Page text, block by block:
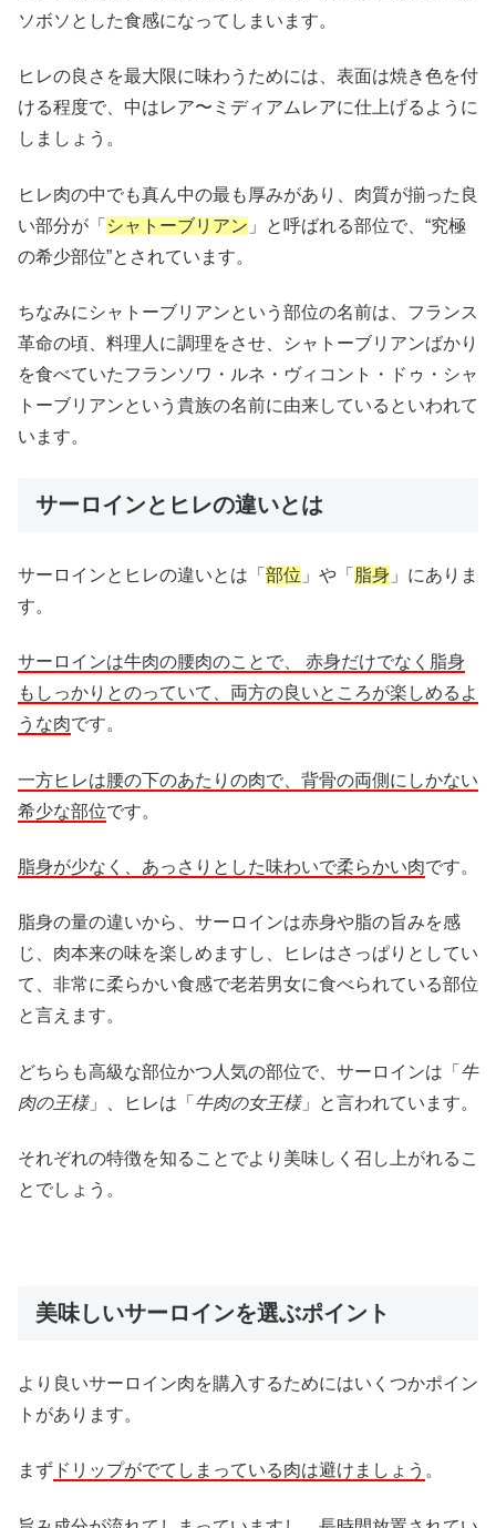
ソボソとした食感になってしまいます。
ヒレの良さを最大限に味わうためには、表面は焼き色を付
ける程度で、中はレア〜ミディアムレアに仕上げるように
しましょう。
ヒレ肉の中でも真ん中の最も厚みがあり、肉質が揃った良
い部分が「 シャトーブリアン 」と呼ばれる部位で、“究極
の希少部位”とされています。
ちなみにシャトーブリアンという部位の名前は、フランス
革命の頃、料理人に調理をさせ、シャトーブリアンばかり
を食べていたフランソワ・ルネ・ヴィコント・ドゥ・シャ
トーブリアンという貴族の名前に由来しているといわれて
います。
サーロインとヒレの違いとは
サーロインとヒレの違いとは「 部位 」や「 脂身 」にありま
す。
サーロインは牛肉の腰肉のことで、 赤身だけでなく脂身
もしっかりとのっていて、両方の良いところが楽しめるよ
うな肉です。
一方ヒレは腰の下のあたりの肉で、背骨の両側にしかない
希少な部位です。
脂身が少なく、あっさりとした味わいで柔らかい肉です。
脂身の量の違いから、サーロインは赤身や脂の旨みを感
じ、肉本来の味を楽しめますし、ヒレはさっぱりとしてい
て、非常に柔らかい食感で老若男女に食べられている部位
と言えます。
どちらも高級な部位かつ人気の部位で、サーロインは「 牛
肉の王様」、ヒレは「 牛肉の女王様」と言われています。
それぞれの特徴を知ることでより美味しく召し上がれるこ
とでしょう。
美味しいサーロインを選ぶポイント
より良いサーロイン肉を購入するためにはいくつかポイン
トがあります。
まず ドリップがでてしまっている肉は避けましょう 。